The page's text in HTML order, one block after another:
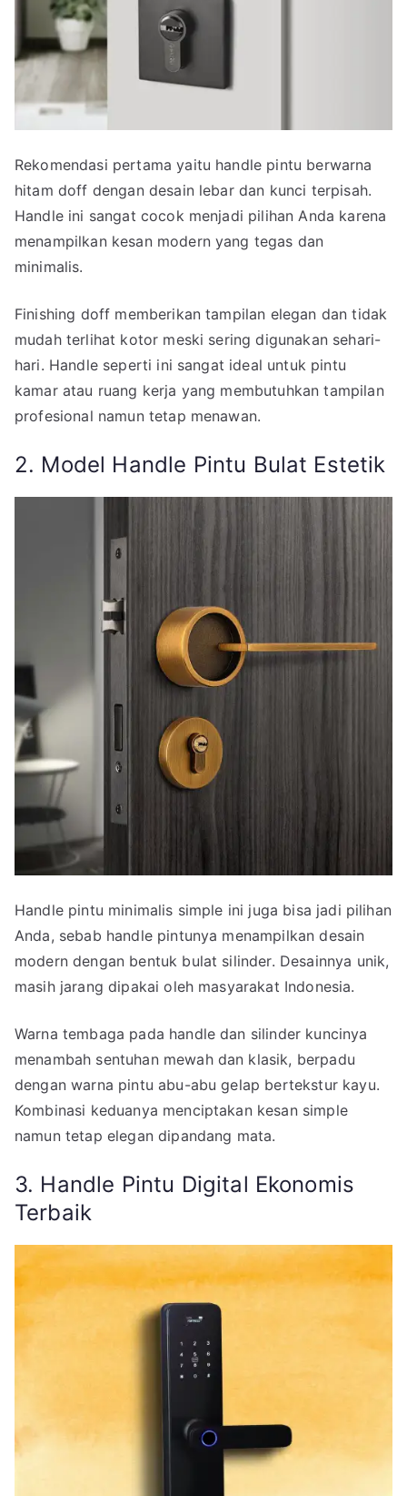
Rekomendasi pertama yaitu handle pintu berwarna
hitam doff dengan desain lebar dan kunci terpisah.
Handle ini sangat cocok menjadi pilihan Anda karena
menampilkan kesan modern yang tegas dan
minimalis.
Finishing doff memberikan tampilan elegan dan tidak
mudah terlihat kotor meski sering digunakan sehari-
hari. Handle seperti ini sangat ideal untuk pintu
kamar atau ruang kerja yang membutuhkan tampilan
profesional namun tetap menawan.
2. Model Handle Pintu Bulat Estetik
Handle pintu minimalis simple ini juga bisa jadi pilihan
Anda, sebab handle pintunya menampilkan desain
modern dengan bentuk bulat silinder. Desainnya unik,
masih jarang dipakai oleh masyarakat Indonesia.
Warna tembaga pada handle dan silinder kuncinya
menambah sentuhan mewah dan klasik, berpadu
dengan warna pintu abu-abu gelap bertekstur kayu.
Kombinasi keduanya menciptakan kesan simple
namun tetap elegan dipandang mata.
3. Handle Pintu Digital Ekonomis
Terbaik